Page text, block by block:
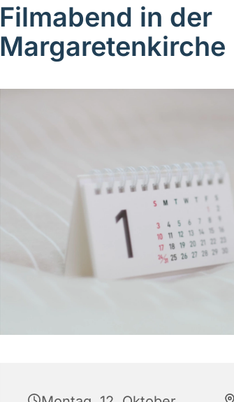
Filmabend in der
Margaretenkirche